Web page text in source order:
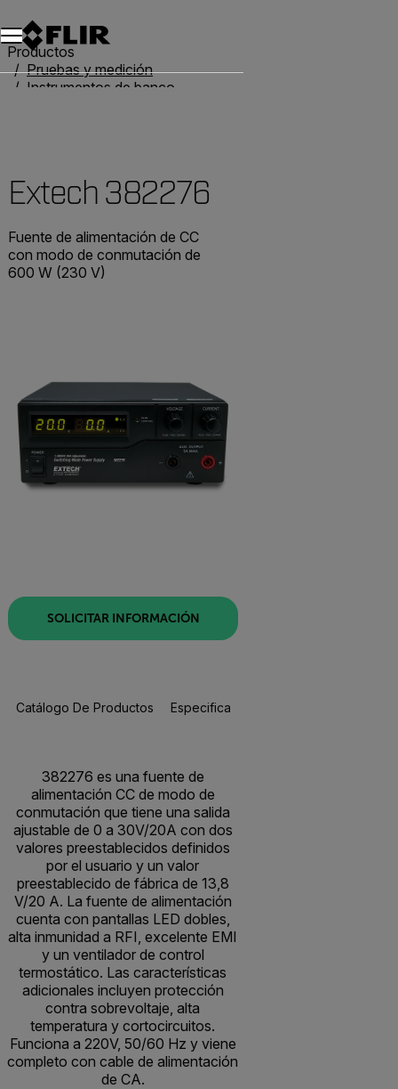
Productos
Pruebas y medición
Instrumentos de banco
Extech 382276
Fuente de alimentación de CC
con modo de conmutación de
600 W (230 V)
SOLICITAR INFORMACIÓN
Catálogo De Productos Especificaciones
382276 es una fuente de
alimentación CC de modo de
conmutación que tiene una salida
ajustable de 0 a 30V/20A con dos
valores preestablecidos definidos
por el usuario y un valor
preestablecido de fábrica de 13,8
V/20 A. La fuente de alimentación
cuenta con pantallas LED dobles,
alta inmunidad a RFI, excelente EMI
y un ventilador de control
termostático. Las características
adicionales incluyen protección
contra sobrevoltaje, alta
temperatura y cortocircuitos.
Funciona a 220V, 50/60 Hz y viene
completo con cable de alimentación
de CA.